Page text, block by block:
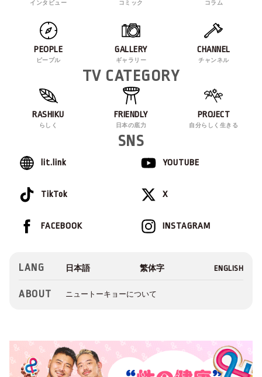
インタビュー コミック コラム
PEOPLE
ピープル
GALLERY
ギャラリー
CHANNEL
チャンネル
TV CATEGORY
RASHIKU
らしく
FRIENDLY
日本の底力
PROJECT
自分らしく生きる
SNS
lit.link YOUTUBE
TikTok X
INSTAGRAM
FACEBOOK
LANG
ABOUT ニュートーキョーについて